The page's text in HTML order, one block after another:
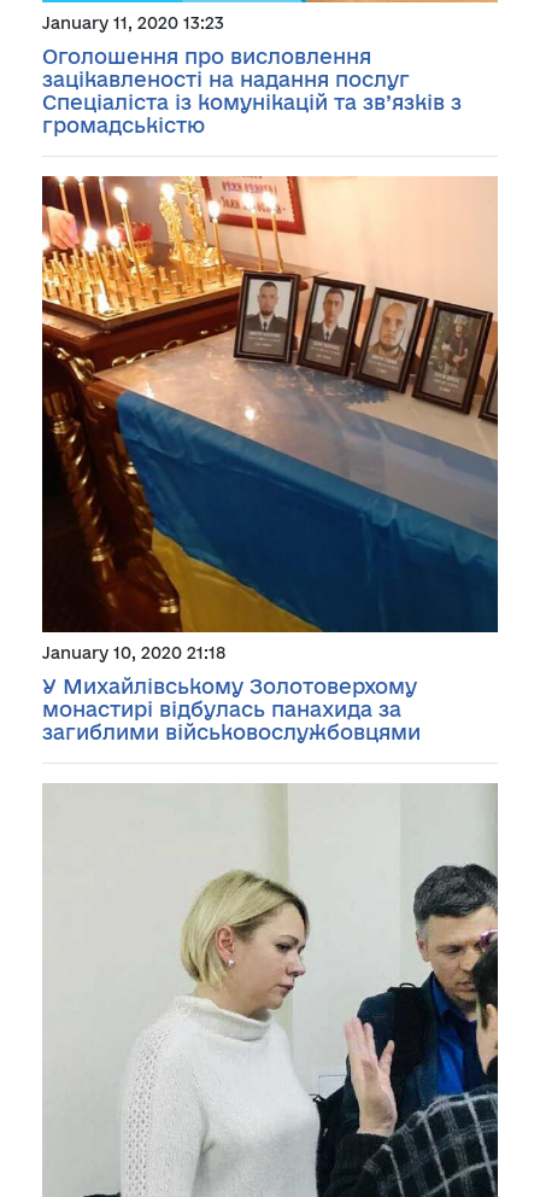
January 11, 2020 13:23
Оголошення про висловлення
зацікавленості на надання послуг
Спеціаліста із комунікацій та зв’язків з
громадськістю
January 10, 2020 21:18
У Михайлівському Золотоверхому
монастирі відбулась панахида за
загиблими військовослужбовцями